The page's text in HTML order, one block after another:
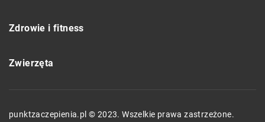
Zdrowie i fitness
Zwierzęta
punktzaczepienia.pl © 2023. Wszelkie prawa zastrzeżone.